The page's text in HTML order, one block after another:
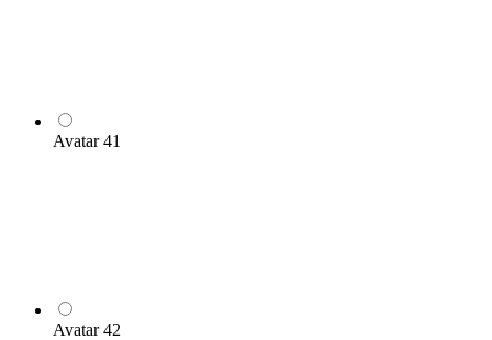
Avatar 41
Avatar 42